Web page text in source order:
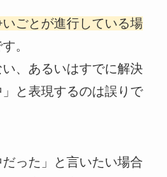
ごとが進行している場
。
、あるいはすでに解決
と表現するのは誤りで
った」と言いたい場合